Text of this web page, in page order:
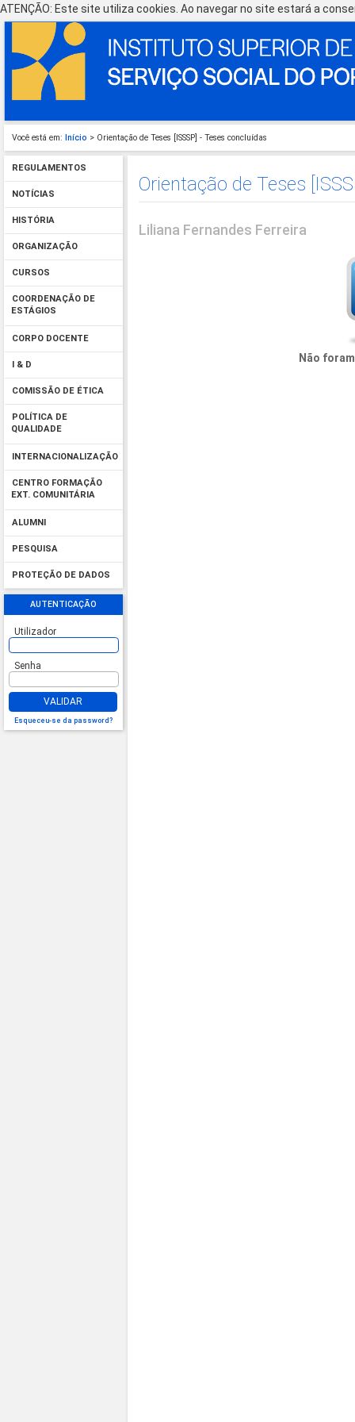
ATENÇÃO: Este site utiliza cookies. Ao navegar no site estará a
Você está em: Início > Orientação de Teses [ISSSP] - Teses concluídas
REGULAMENTOS
NOTÍCIAS
HISTÓRIA
ORGANIZAÇÃO
CURSOS
COORDENAÇÃO DE
ESTÁGIOS
CORPO DOCENTE
I & D
COMISSÃO DE ÉTICA
POLÍTICA DE
QUALIDADE
INTERNACIONALIZAÇÃO
CENTRO FORMAÇÃO
EXT. COMUNITÁRIA
ALUMNI
PESQUISA
PROTEÇÃO DE DADOS
AUTENTICAÇÃO
Utilizador
Senha
VALIDAR
Esqueceu-se da password?
Orientação de Teses
Liliana Fernandes Ferreira
Não